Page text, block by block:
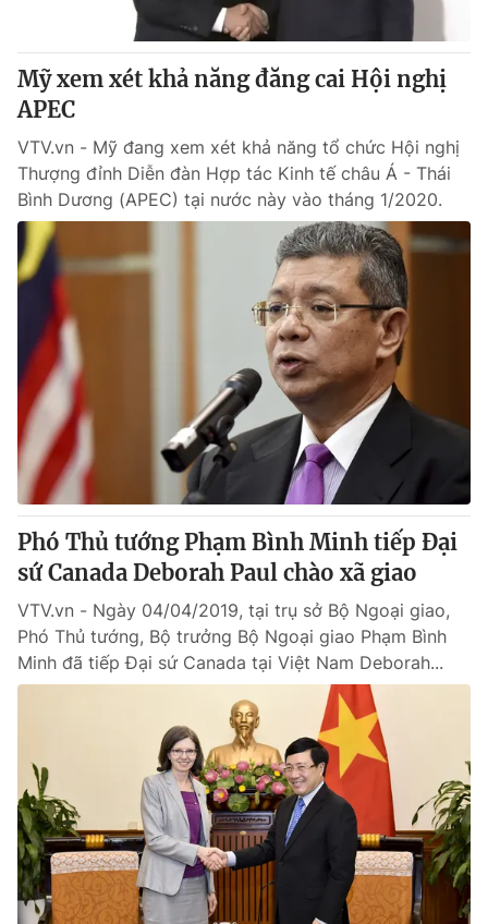
® Cấm sao chép dưới mọi hình thức nếu không có sự chấp
thuận bằng văn bản. Ghi rõ nguồn VTV.vn khi phát hành lại
thông tin từ website này.
Mỹ xem xét khả năng đăng cai Hội nghị
APEC
VTV.vn - Mỹ đang xem xét khả năng tổ chức Hội nghị
Thượng đỉnh Diễn đàn Hợp tác Kinh tế châu Á - Thái
Bình Dương (APEC) tại nước này vào tháng 1/2020.
Phó Thủ tướng Phạm Bình Minh tiếp Đại
sứ Canada Deborah Paul chào xã giao
VTV.vn - Ngày 04/04/2019, tại trụ sở Bộ Ngoại giao,
Phó Thủ tướng, Bộ trưởng Bộ Ngoại giao Phạm Bình
Minh đã tiếp Đại sứ Canada tại Việt Nam Deborah...